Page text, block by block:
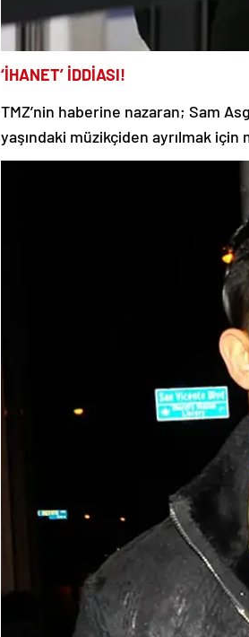
‘İHANET’ İDDİASI!
TMZ’nin haberine nazaran; Sam
yaşındaki müzikçiden ayrılmak